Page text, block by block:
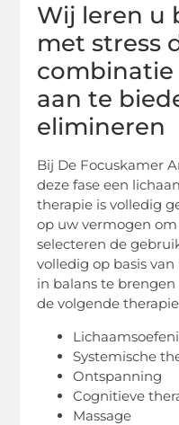
Wij leren u
met stress
combinatie
aan te
elimineren
Bij De Focuskamer
deze fase een
therapie is volledig
op uw vermogen
selecteren de
volledig op basis
in balans te
de volgende
Systemische
Ontspanning
Cognitieve
Massage